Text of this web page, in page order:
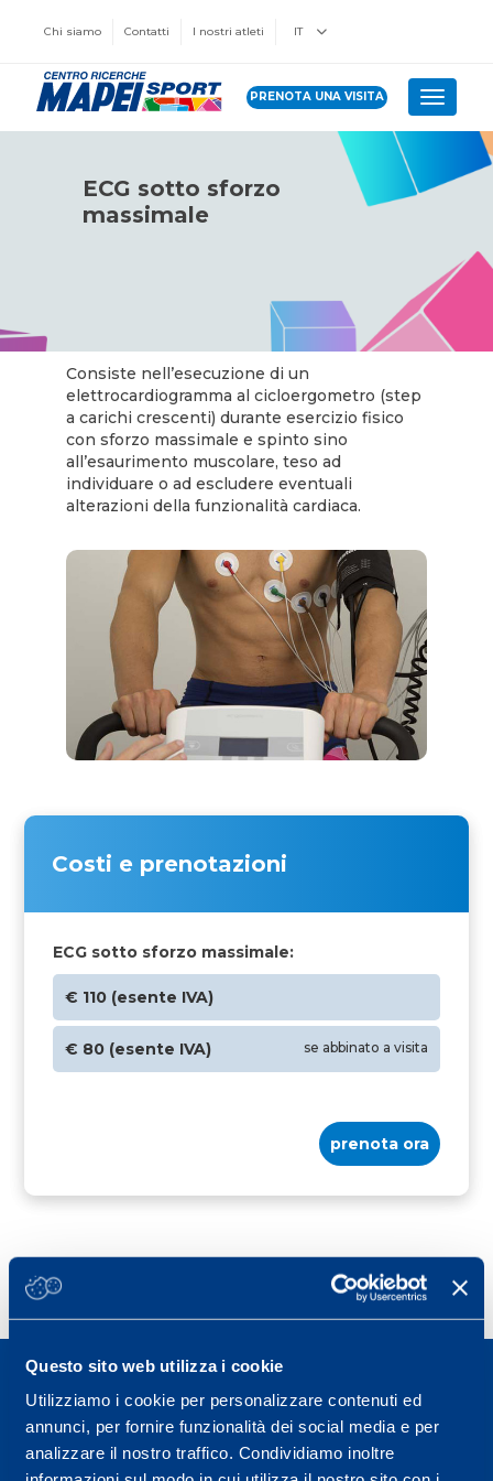
Questo sito web utilizza i cookie
Utilizziamo i cookie per personalizzare contenuti ed
annunci, per fornire funzionalità dei social media e per
analizzare il nostro traffico. Condividiamo inoltre
Chi siamo Contatti I nostri atleti IT
PRENOTA UNA VISITA Toggle
ECG sotto sforzo
massimale
Consiste nell’esecuzione di un
elettrocardiogramma al cicloergometro (step
a carichi crescenti) durante esercizio fisico
con sforzo massimale e spinto sino
all’esaurimento muscolare, teso ad
individuare o ad escludere eventuali
alterazioni della funzionalità cardiaca.
Costi e prenotazioni
ECG sotto sforzo massimale:
€ 110 (esente IVA)
€ 80 (esente IVA) se abbinato a visita
prenota ora
Sport Service Mapei S.r.l. - Via Busto Fagnano 38,